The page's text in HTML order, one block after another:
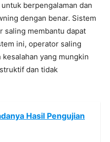
berpengalaman dan
dengan benar. Sistem
saling membantu dapat
ini, operator saling
yang mungkin
dan tidak
Hasil Pengujian